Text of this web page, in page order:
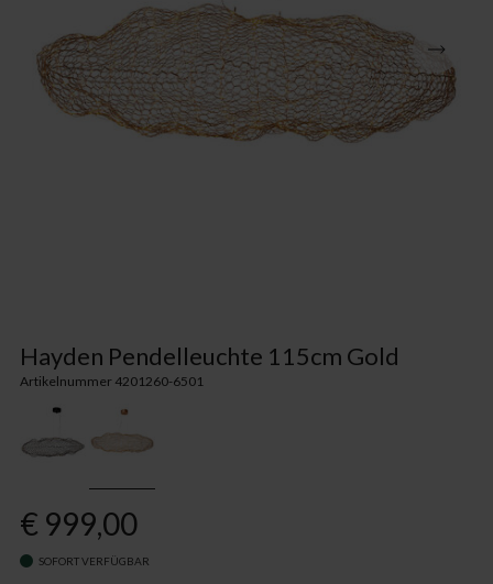
Hayden Pendelleuchte 115cm Gold
Artikelnummer 4201260-6501
€ 999,00
SOFORT VERFÜGBAR